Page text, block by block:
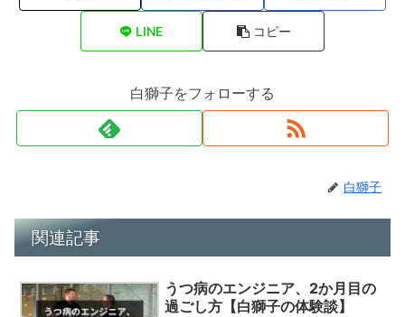
LINE コピー
白獅子をフォローする
白獅子
関連記事
うつ病のエンジニア、2か月目の
過ごし方【白獅子の体験談】